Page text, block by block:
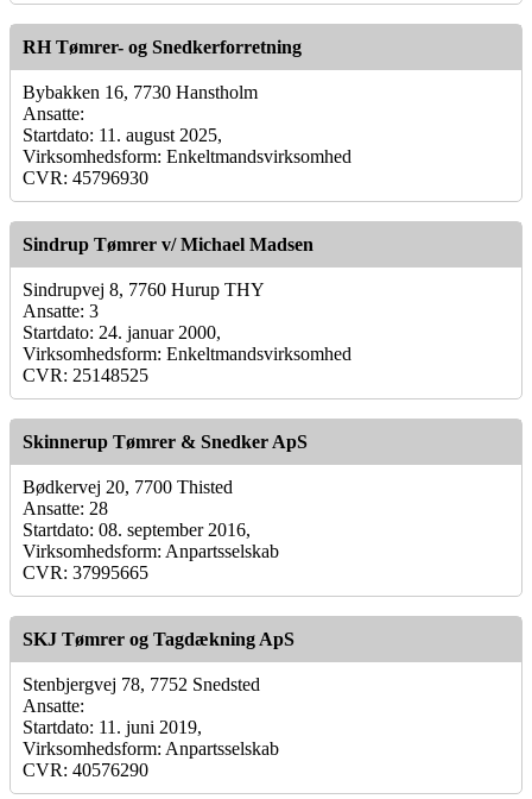
RH Tømrer- og Snedkerforretning
Bybakken 16, 7730 Hanstholm
Ansatte:
Startdato: 11. august 2025,
Virksomhedsform: Enkeltmandsvirksomhed
CVR: 45796930
Sindrup Tømrer v/ Michael Madsen
Sindrupvej 8, 7760 Hurup THY
Ansatte: 3
Startdato: 24. januar 2000,
Virksomhedsform: Enkeltmandsvirksomhed
CVR: 25148525
Skinnerup Tømrer & Snedker ApS
Bødkervej 20, 7700 Thisted
Ansatte: 28
Startdato: 08. september 2016,
Virksomhedsform: Anpartsselskab
CVR: 37995665
SKJ Tømrer og Tagdækning ApS
Stenbjergvej 78, 7752 Snedsted
Ansatte:
Startdato: 11. juni 2019,
Virksomhedsform: Anpartsselskab
CVR: 40576290